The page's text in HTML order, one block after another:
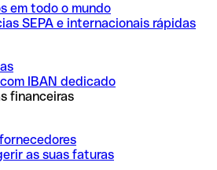
em todo o mundo
SEPA e internacionais rápidas
IBAN dedicado
financeiras
as suas faturas